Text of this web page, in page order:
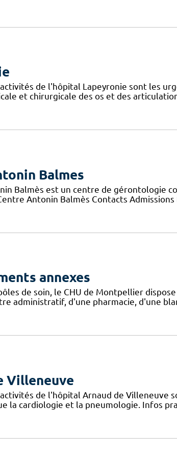
de l'hôpital Lapeyronie sont les
et chirurgicale des os et des
Balmes
Balmès est un centre de gérontologie
Antonin Balmès Contacts
annexes
de soin, le CHU de Montpellier
administratif, d'une pharmacie, d'une
Villeneuve
de l'hôpital Arnaud de Villeneuve
la cardiologie et la pneumologie. Infos